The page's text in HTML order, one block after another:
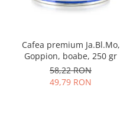
Cafea premium Ja.Bl.Mo,
Goppion, boabe, 250 gr
58,22 RON
49,79 RON